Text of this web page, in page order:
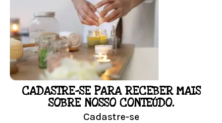
Responda as perguntas e receba o seu
floral em casa.
Resultado na hora!
Conheça mais e faça sua Pesquisa
LOJA
CADASTRE-SE PARA RECEBER MAIS
SOBRE NOSSO CONTEÚDO.
Cadastre-se